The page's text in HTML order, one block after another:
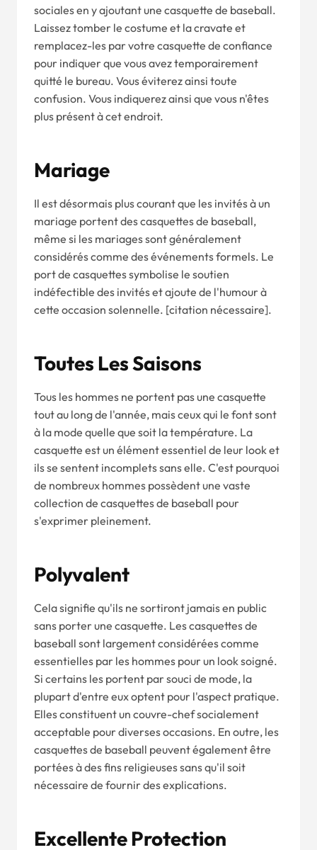
sociales en y ajoutant une casquette de baseball.
Laissez tomber le costume et la cravate et
remplacez-les par votre casquette de confiance
pour indiquer que vous avez temporairement
quitté le bureau. Vous éviterez ainsi toute
confusion. Vous indiquerez ainsi que vous n'êtes
plus présent à cet endroit.
Mariage
Il est désormais plus courant que les invités à un
mariage portent des casquettes de baseball,
même si les mariages sont généralement
considérés comme des événements formels. Le
port de casquettes symbolise le soutien
indéfectible des invités et ajoute de l'humour à
cette occasion solennelle. [citation nécessaire].
Toutes Les Saisons
Tous les hommes ne portent pas une casquette
tout au long de l'année, mais ceux qui le font sont
à la mode quelle que soit la température. La
casquette est un élément essentiel de leur look et
ils se sentent incomplets sans elle. C'est pourquoi
de nombreux hommes possèdent une vaste
collection de casquettes de baseball pour
s'exprimer pleinement.
Polyvalent
Cela signifie qu'ils ne sortiront jamais en public
sans porter une casquette. Les casquettes de
baseball sont largement considérées comme
essentielles par les hommes pour un look soigné.
Si certains les portent par souci de mode, la
plupart d'entre eux optent pour l'aspect pratique.
Elles constituent un couvre-chef socialement
acceptable pour diverses occasions. En outre, les
casquettes de baseball peuvent également être
portées à des fins religieuses sans qu'il soit
nécessaire de fournir des explications.
Excellente Protection